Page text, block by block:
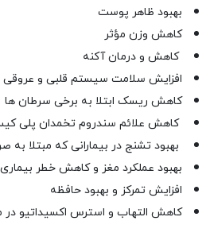
بهبود ظاهر پوست
کاهش وزن مؤثر
کاهش و درمان آکنه
افزایش سلامت سیستم قلبی و عروقی
کاهش ریسک ابتلا به برخی سرطان ها
کاهش علائم سندروم تخمدان پلی
بهبود تشنج در بیمارانی که مبتلا
بهبود عملکرد مغز و کاهش خطر
افزایش تمرکز و بهبود حافظه
کاهش التهاب و استرس اکسیداتیو در